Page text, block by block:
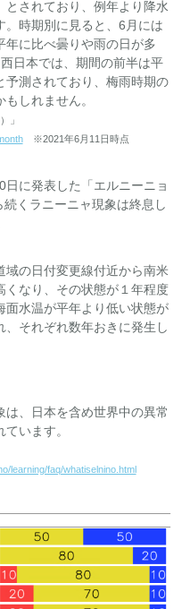
されており、例年より降水
時期別に見ると、6月には
年に比べ曇りや雨の日が多
日本では、期間の前半は平
予測されており、梅雨時期の
しれません。
」
※2021年6月11日時点
に発表した「エルニーニョ
くラニーニャ現象は終息し
域の日付変更線付近から南米
くなり、その状態が１年程度
面水温が平年より低い状態が
それぞれ数年おきに発生し
、日本を含め世界中の異常
います。
learning/faq/whatiselnino.html